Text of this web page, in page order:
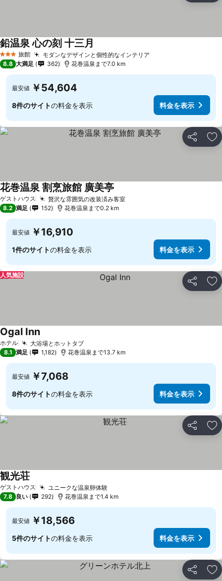
3 ホテルのランク
旅館 モダンなデザインと個性的なインテリア
鉛温泉 心の刻 十三月
8.8 大満足 362 花巻温泉まで7.0 km
最安値 ￥54,604
8件のサイトの料金を表示 料金を表示
シェア お
ゲストハウス 贅沢な雰囲気の改装済み客室
花巻温泉 割烹旅館 廣美亭
8.2 満足 152 花巻温泉まで0.2 km
最安値 ￥16,910
1件のサイトの料金を表示 料金を表示
シェア お
人気施設
ホテル 大浴場とホットタブ
Ogal Inn
8.1 満足 1,182 花巻温泉まで13.7 km
最安値 ￥7,068
8件のサイトの料金を表示 料金を表示
シェア お
ゲストハウス ユニークな温泉卵体験
観光荘
7.8 良い 292 花巻温泉まで1.4 km
最安値 ￥18,566
5件のサイトの料金を表示 料金を表示
シェア お